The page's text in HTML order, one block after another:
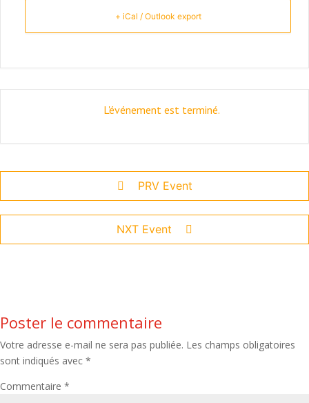
+ iCal / Outlook export
L'événement est terminé.
PRV Event
NXT Event
Poster le commentaire
Votre adresse e-mail ne sera pas publiée. Les champs obligatoires
sont indiqués avec *
Commentaire *